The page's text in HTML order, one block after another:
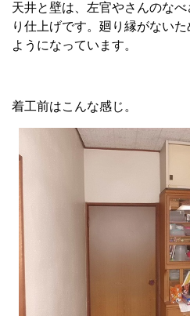
天井と壁は、左官やさんのな
り仕上げです。廻り縁がない
ようになっています。
着工前はこんな感じ。